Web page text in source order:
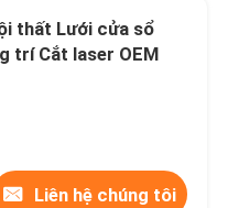
thất Lưới cửa sổ
trí Cắt laser OEM
Liên hệ chúng tôi